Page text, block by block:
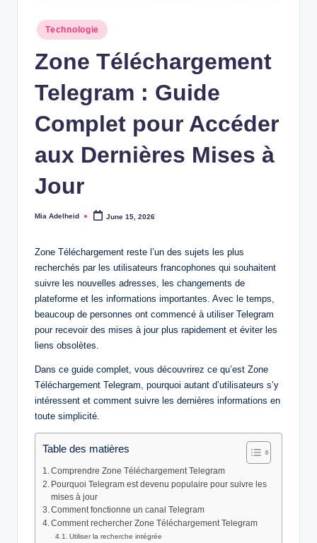
Posted
in
Technologie
Zone Téléchargement
Telegram : Guide
Complet pour Accéder
aux Dernières Mises à
Jour
Posted
Mia Adelheid June 15, 2026
Zone Téléchargement reste l’un des sujets les plus
recherchés par les utilisateurs francophones qui souhaitent
suivre les nouvelles adresses, les changements de
plateforme et les informations importantes. Avec le temps,
beaucoup de personnes ont commencé à utiliser Telegram
pour recevoir des mises à jour plus rapidement et éviter les
liens obsolètes.
Dans ce guide complet, vous découvrirez ce qu’est Zone
Téléchargement Telegram, pourquoi autant d’utilisateurs s’y
intéressent et comment suivre les dernières informations en
toute simplicité.
Table des matières
Comprendre Zone Téléchargement Telegram
Pourquoi Telegram est devenu populaire pour suivre les
mises à jour
Comment fonctionne un canal Telegram
Comment rechercher Zone Téléchargement Telegram
Utiliser la recherche intégrée